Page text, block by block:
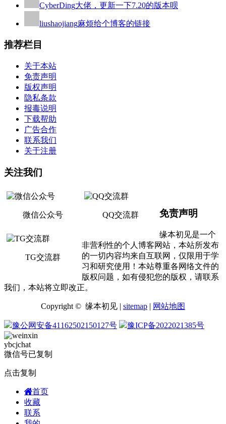
CyberDing大佬，更新一下7.20的版本呗
liushaojiang麻烦给个博客的链接
推荐栏目
关于本站
免责声明
版权声明
隐私条款
报毒说明
下载帮助
广告合作
联系我们
关于注册
关注我们
微信公众号 QQ交流群
TG交流群
免责声明
缘本初见是一个
非营利性的个人博客网站，本站所发布
的一切内容均来自互联网，仅限用于学
习和研究使用！本站尊重各网络文件的
版权问题，如有侵犯您的版权，请联系
我们，本站将立即改正。
Copyright © 缘本初见 | sitemap | 网站地图
豫公网安备41162502150127号 豫ICP备2022021385号
ybcjchat
微信号已复制
点击复制
首页
收藏
联系